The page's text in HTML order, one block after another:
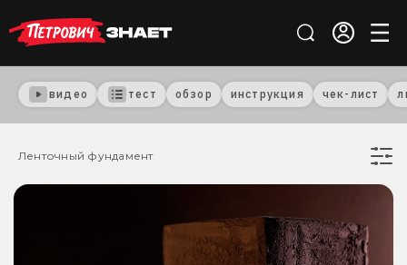
видео тест обзор инструкция чек-лист
Ленточный фундамент